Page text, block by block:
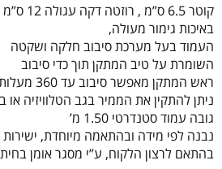
קוטר 6.5 ס”מ , רוזטה דקה עגולה 12 ס”מ (להסתיר קדח במרצפת)
באיכות גימור מעולה,
העמוד בעל מערכת סיבוב חלקה ושקטה
השומרת על טיב המתקן תוך כדי סיבוב
ראש המתקן מאפשר סיבוב עד 360 מעלות
ניתן להתקין את הממיר בגב הטלוויזיה
גובה עמוד סטנדרטי 1.50 מ’
נבנה לפי מידה ובהתאמה מיוחדת, ישירות
בהתאם לרצון הלקוח, ע”י מסגר אומן